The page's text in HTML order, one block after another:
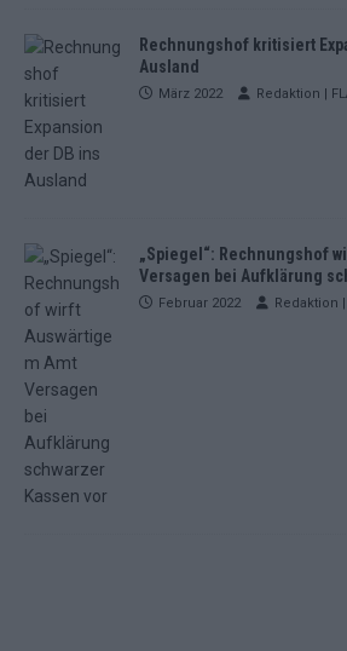
Rechnungshof kritisiert
Ausland
März 2022 Redaktion |
„Spiegel“: Rechnungshof
Versagen bei Aufklärung
Februar 2022 Redaktion |